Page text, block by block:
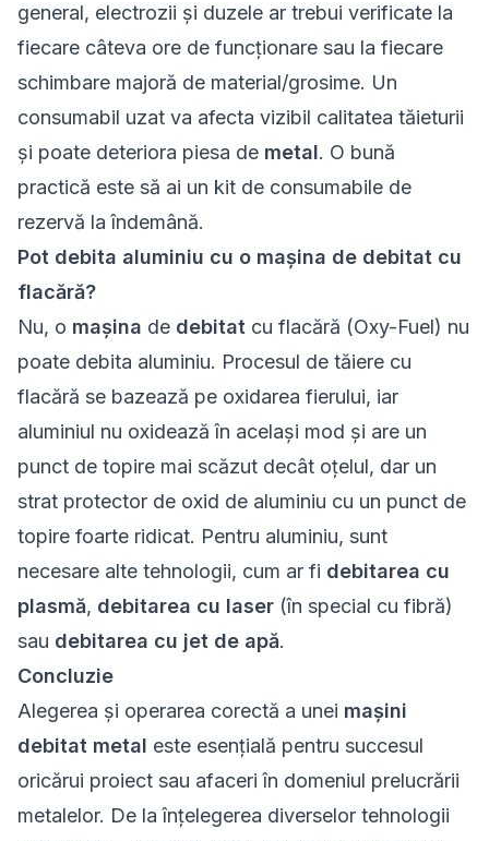
general, electrozii și duzele ar trebui verificate la
fiecare câteva ore de funcționare sau la fiecare
schimbare majoră de material/grosime. Un
consumabil uzat va afecta vizibil calitatea tăieturii
și poate deteriora piesa de metal. O bună
practică este să ai un kit de consumabile de
rezervă la îndemână.
Pot debita aluminiu cu o mașina de debitat cu
flacără?
Nu, o mașina de debitat cu flacără (Oxy-Fuel) nu
poate debita aluminiu. Procesul de tăiere cu
flacără se bazează pe oxidarea fierului, iar
aluminiul nu oxidează în același mod și are un
punct de topire mai scăzut decât oțelul, dar un
strat protector de oxid de aluminiu cu un punct de
topire foarte ridicat. Pentru aluminiu, sunt
necesare alte tehnologii, cum ar fi debitarea cu
plasmă, debitarea cu laser (în special cu fibră)
sau debitarea cu jet de apă.
Concluzie
Alegerea și operarea corectă a unei mașini
debitat metal este esențială pentru succesul
oricărui proiect sau afaceri în domeniul prelucrării
metalelor. De la înțelegerea diverselor tehnologii